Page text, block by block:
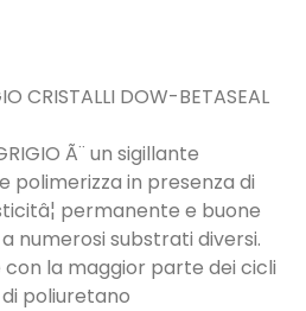
CRISTALLI DOW-BETASEAL
Ã¨ un sigillante
in presenza di
permanente e buone
numerosi substrati diversi.
la maggior parte dei cicli
poliuretano